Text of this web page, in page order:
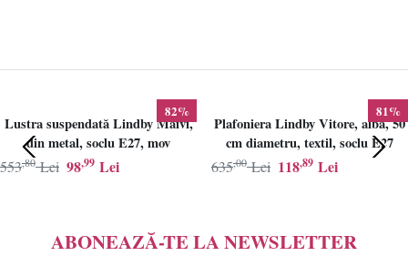
82%
Lustra suspendată Lindby Maivi,
din metal, soclu E27, mov
98,99 Lei
553,80 Lei
81%
Plafoniera Lindby Vitore, alba, 50
cm diametru, textil, soclu E27
118,89 Lei
635,00 Lei
ABONEAZĂ-TE LA NEWSLETTER